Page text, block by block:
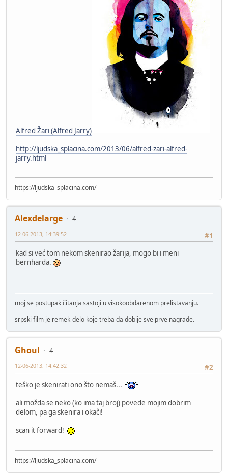
Alfred Žari (Alfred Jarry)
http://ljudska_splacina.com/2013/06/alfred-zari-alfred-
jarry.html
https://ljudska_splacina.com/
Alexdelarge
4
#1
12-06-2013, 14:39:52
kad si već tom nekom skenirao žarija, mogo bi i meni
bernharda.
moj se postupak čitanja sastoji u visokoobdarenom prelistavanju.
srpski film je remek-delo koje treba da dobije sve prve nagrade.
Ghoul
4
#2
12-06-2013, 14:42:32
teško je skenirati ono što nemaš...
ali možda se neko (ko ima taj broj) povede mojim dobrim
delom, pa ga skenira i okači!
scan it forward!
https://ljudska_splacina.com/